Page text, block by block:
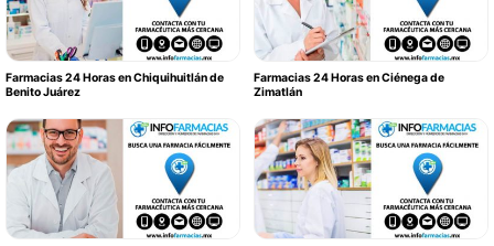
Farmacias 24 Horas en Chiquihuitlán de
Benito Juárez
Farmacias 24 Horas en Ciénega de
Zimatlán